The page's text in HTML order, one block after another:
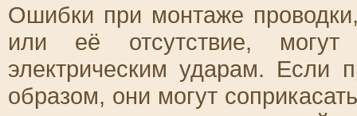
Ошибки при монтаже
или её отсутствие,
электрическим ударам. Если
образом, они могут